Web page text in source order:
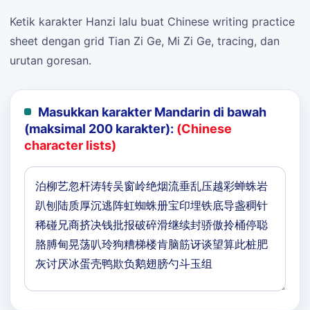
Ketik karakter Hanzi lalu buat Chinese writing practice
sheet dengan grid Tian Zi Ge, Mi Zi Ge, tracing, dan
urutan goresan.
Masukkan karakter Mandarin di bawah
(maksimal 200 karakter): (Chinese
character lists)